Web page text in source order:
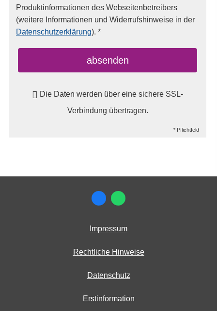
Produktinformationen des Webseitenbetreibers
(weitere Informationen und Widerrufshinweise in der
Datenschutzerklärung). *
absenden
Die Daten werden über eine sichere SSL-
Verbindung übertragen.
* Pflichtfeld
Impressum
Rechtliche Hinweise
Datenschutz
Erstinformation